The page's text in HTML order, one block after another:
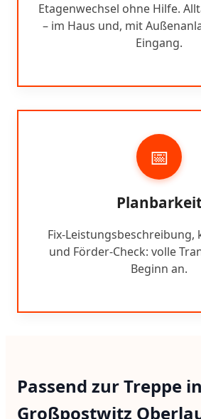
Etagenwechsel ohne Hilfe.
– im Haus und, mit
Eingang.
📅
Fix-Leistungsbeschreibung,
und Förder-Check: volle
Beginn an.
Passend zur Treppe in
Großpostwitz